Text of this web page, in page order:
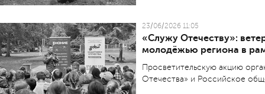
23/06/2026 11:05
«Служу Отечеству»:
молодёжью региона в
Просветительскую акцию
Отечества» и Российское